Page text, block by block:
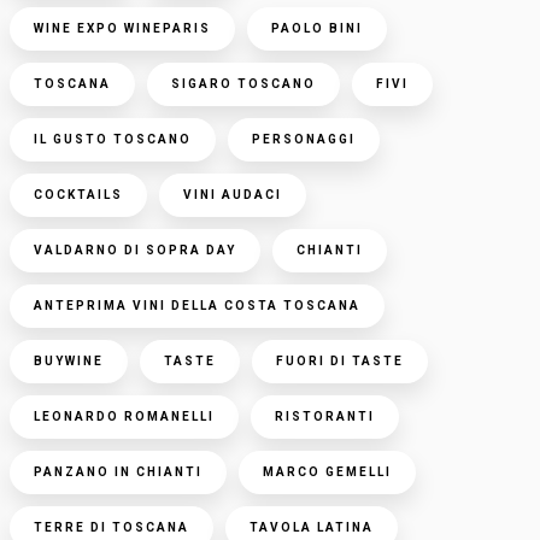
WINE EXPO WINEPARIS PAOLO BINI
TOSCANA SIGARO TOSCANO FIVI
IL GUSTO TOSCANO PERSONAGGI
COCKTAILS VINI AUDACI
VALDARNO DI SOPRA DAY CHIANTI
ANTEPRIMA VINI DELLA COSTA TOSCANA
BUYWINE TASTE FUORI DI TASTE
LEONARDO ROMANELLI RISTORANTI
PANZANO IN CHIANTI MARCO GEMELLI
TERRE DI TOSCANA TAVOLA LATINA